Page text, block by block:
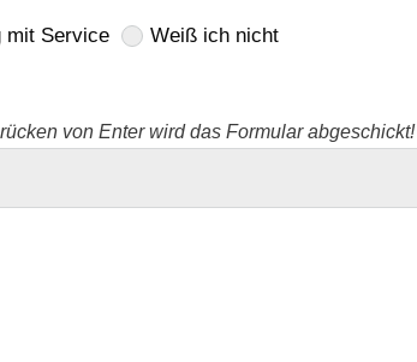
mit Service Weiß ich nicht
von Enter wird das Formular abgeschickt!